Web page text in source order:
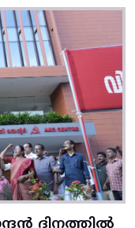
ദിനത്തിൽ